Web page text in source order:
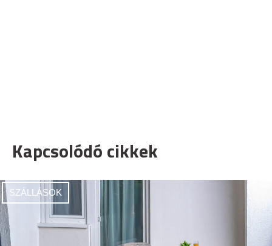
Kapcsolódó cikkek
SZÁLLÁSOK